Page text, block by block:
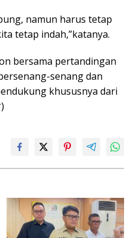
namun harus tetap
tetap indah,”katanya.
bersama pertandingan
senang dan
khususnya dari